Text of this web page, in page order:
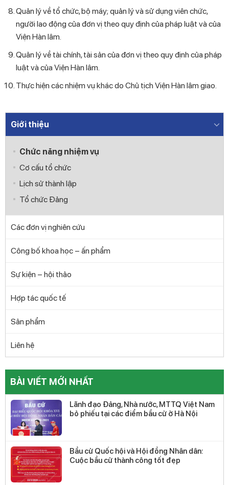
Quản lý về tổ chức, bộ máy; quản lý và sử dụng viên chức,
người lao động của đơn vị theo quy định của pháp luật và của
Viện Hàn lâm.
Quản lý về tài chính, tài sản của đơn vị theo quy định của pháp
luật và của Viện Hàn lâm.
Thực hiện các nhiệm vụ khác do Chủ tịch Viện Hàn lâm giao.
Giới thiệu
Chức năng nhiệm vụ
Cơ cấu tổ chức
Lịch sử thành lập
Tổ chức Đảng
Các đơn vị nghiên cứu
Công bố khoa học – ấn phẩm
Sự kiện – hội thảo
Hợp tác quốc tế
Sản phẩm
Liên hệ
BÀI VIẾT MỚI NHẤT
Lãnh đạo Đảng, Nhà nước, MTTQ Việt Nam
bỏ phiếu tại các điểm bầu cử ở Hà Nội
Bầu cử Quốc hội và Hội đồng Nhân dân:
Cuộc bầu cử thành công tốt đẹp